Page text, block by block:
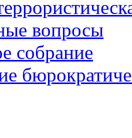
вопросы
собрание